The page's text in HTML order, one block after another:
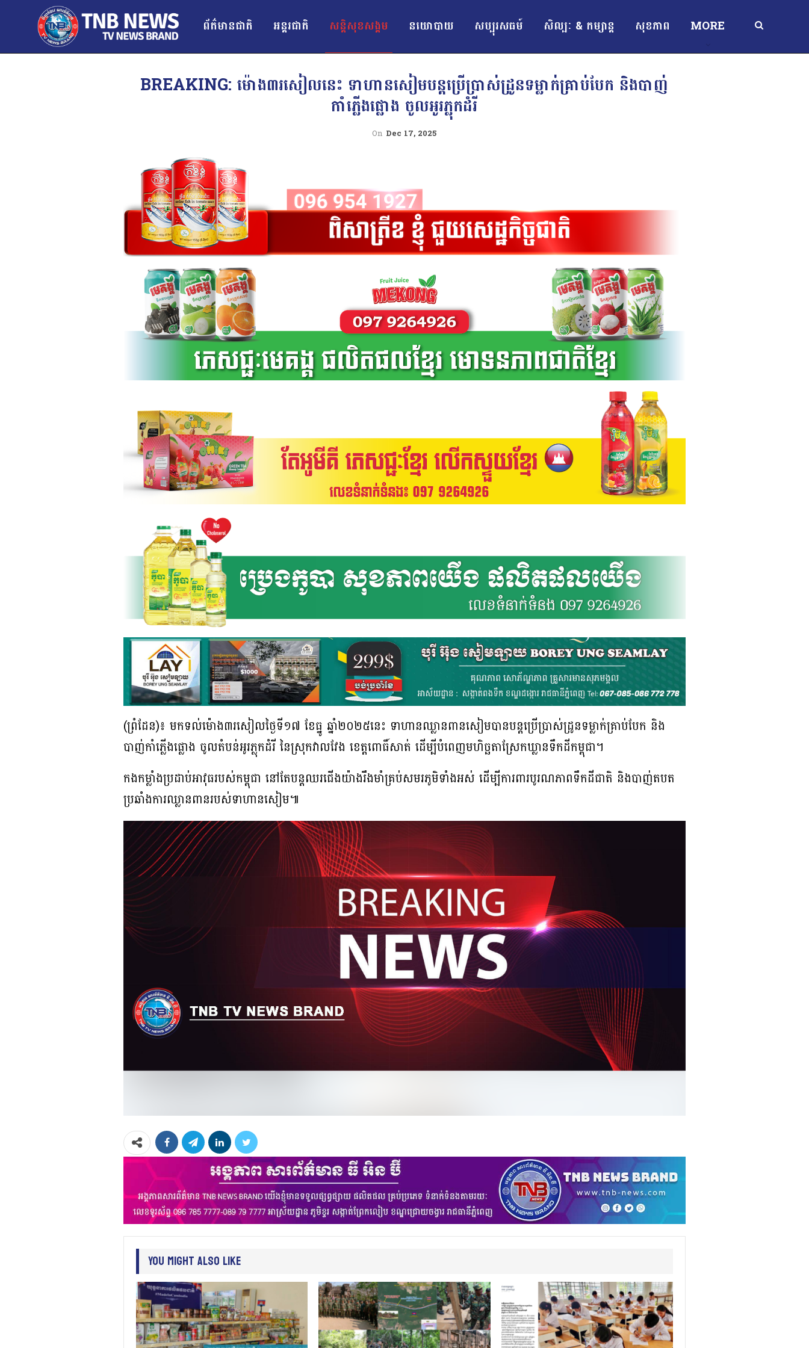
ព័ត៌មានជាតិ អន្ដរជាតិ សន្តិសុខសង្គម នយោបាយ សប្បុរសធម៍ សិល្បៈ & កម្សាន្ត សុខភាព MORE
BREAKING: ម៉ោង៣រសៀលនេះ ទាហានសៀមបន្ដប្រើប្រាស់ដ្រូនទម្លាក់គ្រាប់បែក និងបាញ់
កាំភ្លើងផ្លោង ចូលអូរភ្លុកដំរី
On Dec 17, 2025
(ព្រំដែន)៖ មកទល់ម៉ោង៣រសៀលថ្ងៃទី១៧ ខែធ្នូ ឆ្នាំ២០២៥នេះ ទាហានឈ្លានពានសៀមបានបន្ដប្រើប្រាស់ដ្រូនទម្លាក់គ្រាប់បែក និង
បាញ់កាំភ្លើងផ្លោង ចូលតំបន់អូរភ្លុកដំរី នៃស្រុកវាលវែង ខេត្តពោធិ៍សាត់ ដើម្បីបំពេញមហិច្ឆតាស្រែកឃ្លានទឹកដីកម្ពុជា។
កងកម្លាំងប្រដាប់អាវុធរបស់កម្ពុជា នៅតែបន្ដឈរជើងយ៉ាងរឹងមាំគ្រប់សមរភូមិទាំងអស់ ដើម្បីការពារបូរណភាពទឹកដីជាតិ និងបាញ់តបត
ប្រឆាំងការឈ្លានពានរបស់ទាហានសៀម៕
You Might Also Like